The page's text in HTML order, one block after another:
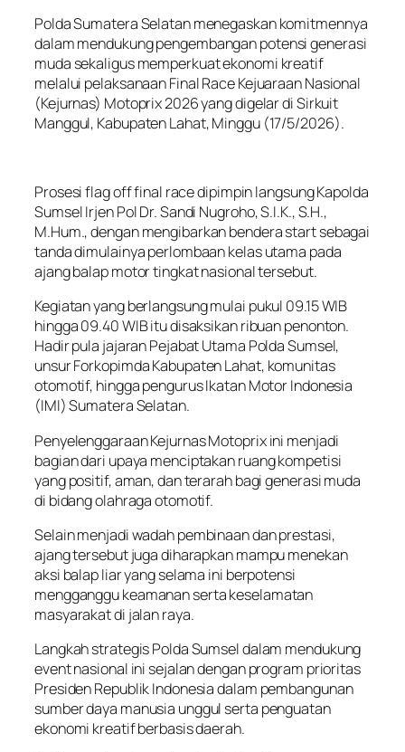
Polda Sumatera Selatan menegaskan komitmennya
dalam mendukung pengembangan potensi generasi
muda sekaligus memperkuat ekonomi kreatif
melalui pelaksanaan Final Race Kejuaraan Nasional
(Kejurnas) Motoprix 2026 yang digelar di Sirkuit
Manggul, Kabupaten Lahat, Minggu (17/5/2026).
Prosesi flag off final race dipimpin langsung Kapolda
Sumsel Irjen Pol Dr. Sandi Nugroho, S.I.K., S.H.,
M.Hum., dengan mengibarkan bendera start sebagai
tanda dimulainya perlombaan kelas utama pada
ajang balap motor tingkat nasional tersebut.
Kegiatan yang berlangsung mulai pukul 09.15 WIB
hingga 09.40 WIB itu disaksikan ribuan penonton.
Hadir pula jajaran Pejabat Utama Polda Sumsel,
unsur Forkopimda Kabupaten Lahat, komunitas
otomotif, hingga pengurus Ikatan Motor Indonesia
(IMI) Sumatera Selatan.
Penyelenggaraan Kejurnas Motoprix ini menjadi
bagian dari upaya menciptakan ruang kompetisi
yang positif, aman, dan terarah bagi generasi muda
di bidang olahraga otomotif.
Selain menjadi wadah pembinaan dan prestasi,
ajang tersebut juga diharapkan mampu menekan
aksi balap liar yang selama ini berpotensi
mengganggu keamanan serta keselamatan
masyarakat di jalan raya.
Langkah strategis Polda Sumsel dalam mendukung
event nasional ini sejalan dengan program prioritas
Presiden Republik Indonesia dalam pembangunan
sumber daya manusia unggul serta penguatan
ekonomi kreatif berbasis daerah.